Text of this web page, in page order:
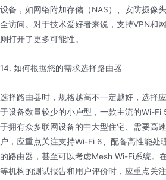
设备，如网络附加存储（NAS）、安防摄像
全访问。对于技术爱好者来说，支持VPN和
则打开了更多可能性。
14. 如何根据您的需求选择路由器
选择路由器时，规格越高不一定越好，选择
于设备数量较少的小户型，一款主流的Wi-Fi
于拥有众多联网设备的中大型住宅、需要高
户，应重点关注支持Wi-Fi 6、配备高性能处
的路由器，甚至可以考虑Mesh Wi-Fi系统。
等机构的测试报告和用户评价时，应重点关